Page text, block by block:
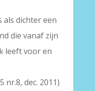
als dichter een
die vanaf zijn
leeft voor en
nr.8, dec. 2011)